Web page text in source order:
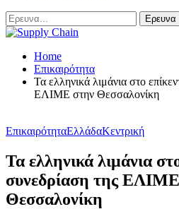
Home
Επικαιρότητα
Τα ελληνικά λιμάνια στο
ΕΛΙΜΕ στην Θεσσαλονίκη
ΕπικαιρότηταΕλλάδαΚεντρική
Τα ελληνικά λιμάνια
συνεδρίαση της
Θεσσαλονίκη